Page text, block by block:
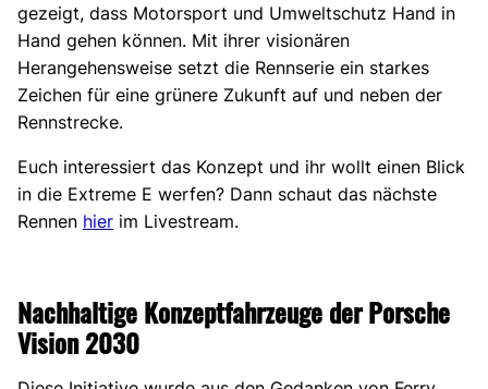
gezeigt, dass Motorsport und Umweltschutz Hand in
Hand gehen können. Mit ihrer visionären
Herangehensweise setzt die Rennserie ein starkes
Zeichen für eine grünere Zukunft auf und neben der
Rennstrecke.
Euch interessiert das Konzept und ihr wollt einen Blick
in die Extreme E werfen? Dann schaut das nächste
Rennen hier im Livestream.
Nachhaltige Konzeptfahrzeuge der Porsche
Vision 2030